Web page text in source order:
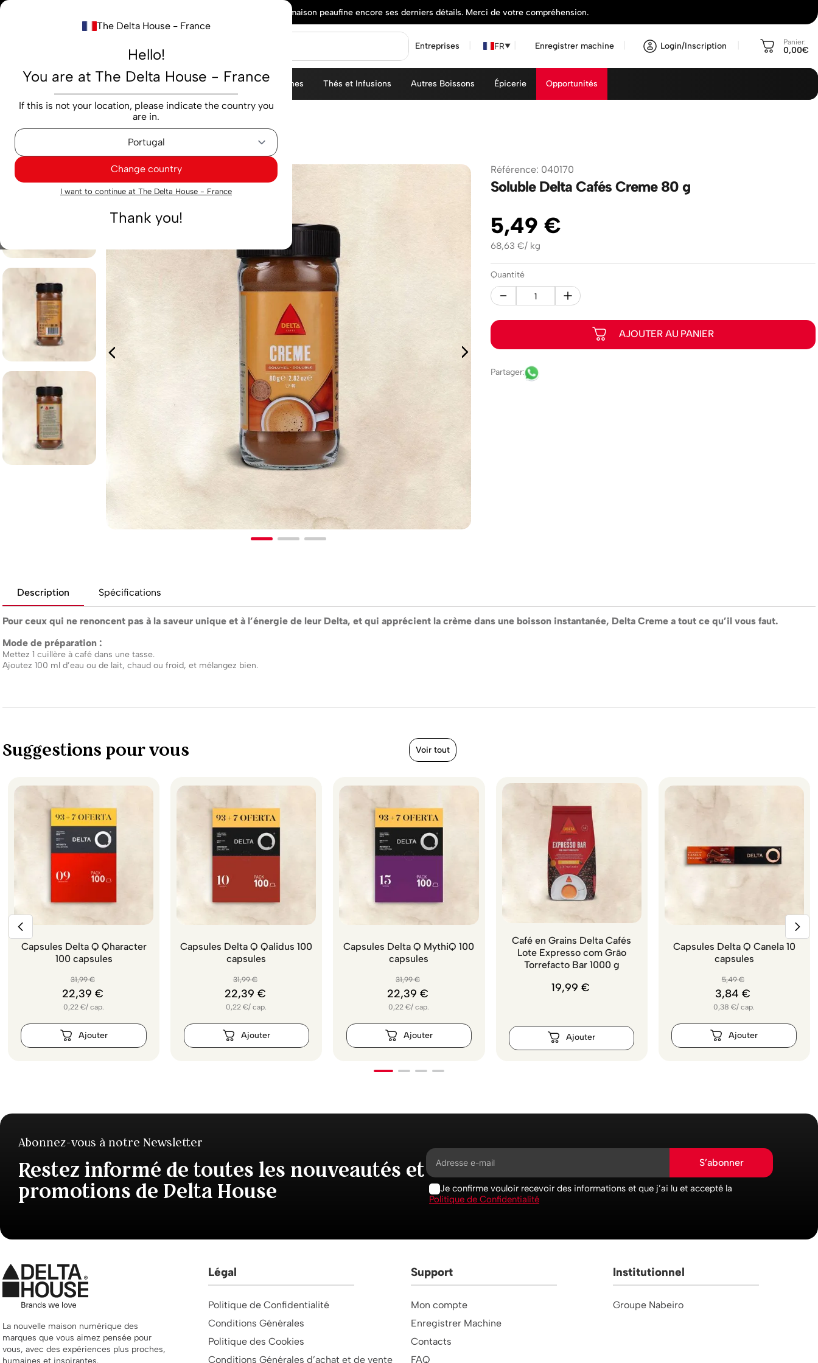
The Delta House - France
Hello!
You are at The Delta House - France
If this is not your location, please indicate the country you
are in.
Change country
I want to continue at The Delta House - France
Thank you!
Notre nouvelle maison peaufine encore ses derniers détails. Merci de votre compréhension.
Entreprises FR▼ Enregistrer machine Login/Inscription Panier:
0,00€
Produits Marques Cafés Capsules Machines Thés et Infusions Autres Boissons Épicerie Opportunités
Soluble Delta Cafés Creme 80 g
Référence: 040170
Soluble Delta Cafés Creme 80 g
5,49 €
68,63 €/ kg
Quantité
Description Spécifications
Pour ceux qui ne renoncent pas à la saveur unique et à l’énergie de leur Delta, et qui apprécient la crème dans une boisson instantanée, Delta Creme a tout ce qu’il vous faut.
Mode de préparation :
Mettez 1 cuillère à café dans une tasse.
Ajoutez 100 ml d’eau ou de lait, chaud ou froid, et mélangez bien.
Suggestions pour vous Voir tout
Capsules Delta Q Qharacter
100 capsules
31,99 €
22,39 €
0,22 €/cap.
Capsules Delta Q Qalidus 100
capsules
31,99 €
22,39 €
0,22 €/cap.
Capsules Delta Q MythiQ 100
capsules
31,99 €
22,39 €
0,22 €/cap.
Café en Grains Delta Cafés
Lote Expresso com Grão
Torrefacto Bar 1000 g
19,99 €
Capsules Delta Q Canela 10
capsules
5,49 €
3,84 €
0,38 €/cap.
Abonnez-vous à notre Newsletter
Restez informé de toutes les nouveautés et
promotions de Delta House
S’abonner
Je confirme vouloir recevoir des informations et que j’ai lu et accepté la
Politique de Confidentialité
La nouvelle maison numérique des
marques que vous aimez pensée pour
vous, avec des expériences plus proches,
humaines et inspirantes.
Légal
Politique de Confidentialité
Conditions Générales
Politique des Cookies
Conditions Générales d’achat et de vente
Support
Mon compte
Enregistrer Machine
Contacts
FAQ
Institutionnel
Groupe Nabeiro